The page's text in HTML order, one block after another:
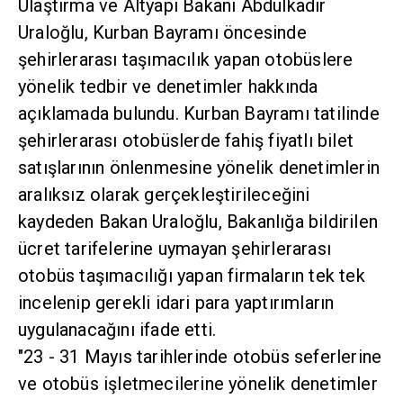
Ulaştırma ve Altyapı Bakanı Abdulkadir
Uraloğlu, Kurban Bayramı öncesinde
şehirlerarası taşımacılık yapan otobüslere
yönelik tedbir ve denetimler hakkında
açıklamada bulundu. Kurban Bayramı tatilinde
şehirlerarası otobüslerde fahiş fiyatlı bilet
satışlarının önlenmesine yönelik denetimlerin
aralıksız olarak gerçekleştirileceğini
kaydeden Bakan Uraloğlu, Bakanlığa bildirilen
ücret tarifelerine uymayan şehirlerarası
otobüs taşımacılığı yapan firmaların tek tek
incelenip gerekli idari para yaptırımların
uygulanacağını ifade etti.
"23 - 31 Mayıs tarihlerinde otobüs seferlerine
ve otobüs işletmecilerine yönelik denetimler